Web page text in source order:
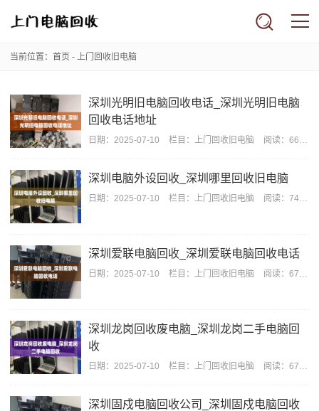
当前位置： 首页 - 上门回收旧电脑
深圳光明旧电脑回收电话_深圳光明旧电脑
回收电话地址
日期： 2025-07-10 栏目： 上门回收旧电脑 阅读：664
深圳电脑外设回收_深圳哪里回收旧电脑
日期： 2025-07-10 栏目： 上门回收旧电脑 阅读：746
深圳爱联电脑回收_深圳爱联电脑回收电话
日期： 2025-07-10 栏目： 上门回收旧电脑 阅读：676
深圳龙岗回收废电脑_深圳龙岗二手电脑回
收
日期： 2025-07-10 栏目： 上门回收旧电脑 阅读：672
深圳固戍电脑回收公司_深圳固戍电脑回收